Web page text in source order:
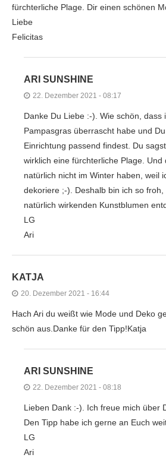
fürchterliche Plage. Dir einen schönen
Liebe
Felicitas
ARI SUNSHINE
22. Dezember 2021 - 08:17
Danke Du Liebe :-). Wie schön, dass
Pampasgras überrascht habe und
Einrichtung passend findest. Du
wirklich eine fürchterliche Plage. Und
natürlich nicht im Winter haben, weil
dekoriere ;-). Deshalb bin ich so
natürlich wirkenden Kunstblumen
LG
Ari
KATJA
20. Dezember 2021 - 16:44
Hach Ari du weißt wie Mode und Deko
schön aus.Danke für den Tipp!Katja
ARI SUNSHINE
22. Dezember 2021 - 08:18
Lieben Dank :-). Ich freue mich über
Den Tipp habe ich gerne an Euch
LG
Ari